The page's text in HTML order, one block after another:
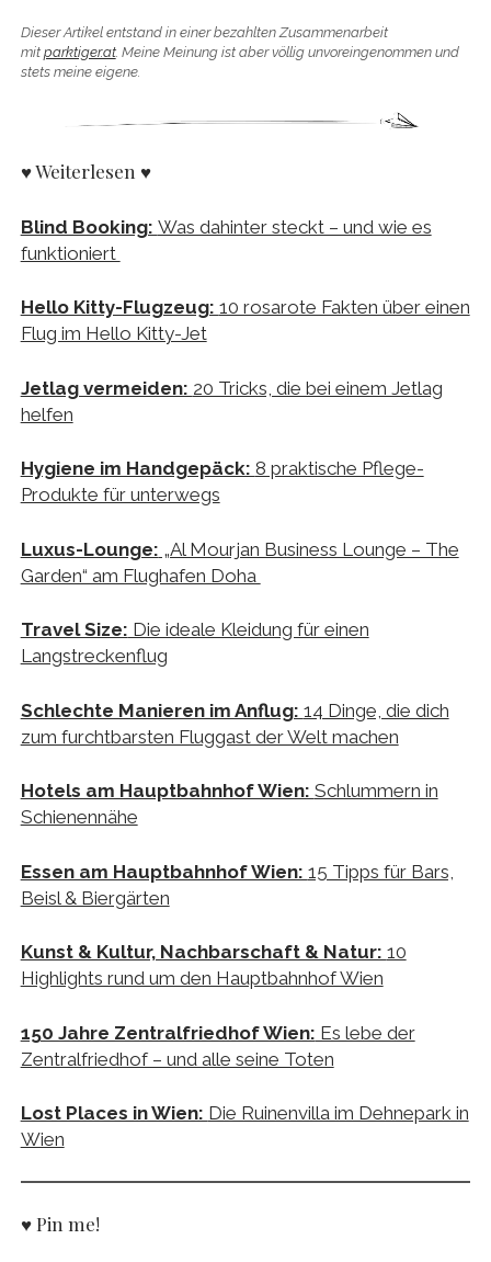
Dieser Artikel entstand in einer bezahlten Zusammenarbeit
mit parktiger.at. Meine Meinung ist aber völlig unvoreingenommen und
stets meine eigene.
♥ Weiterlesen ♥
Blind Booking: Was dahinter steckt – und wie es
funktioniert
Hello Kitty-Flugzeug: 10 rosarote Fakten über einen
Flug im Hello Kitty-Jet
Jetlag vermeiden: 20 Tricks, die bei einem Jetlag
helfen
Hygiene im Handgepäck: 8 praktische Pflege-
Produkte für unterwegs
Luxus-Lounge: „Al Mourjan Business Lounge – The
Garden“ am Flughafen Doha
Travel Size: Die ideale Kleidung für einen
Langstreckenflug
Schlechte Manieren im Anflug: 14 Dinge, die dich
zum furchtbarsten Fluggast der Welt machen
Hotels am Hauptbahnhof Wien: Schlummern in
Schienennähe
Essen am Hauptbahnhof Wien: 15 Tipps für Bars,
Beisl & Biergärten
Kunst & Kultur, Nachbarschaft & Natur: 10
Highlights rund um den Hauptbahnhof Wien
150 Jahre Zentralfriedhof Wien: Es lebe der
Zentralfriedhof – und alle seine Toten
Lost Places in Wien: Die Ruinenvilla im Dehnepark in
Wien
♥ Pin me!